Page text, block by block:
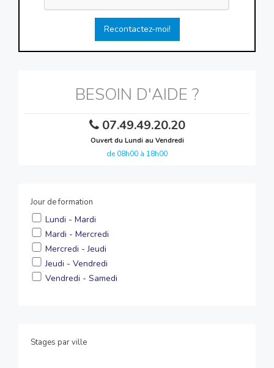
Recontactez-moi!
BESOIN D'AIDE ?
07.49.49.20.20
Ouvert du Lundi au Vendredi
de 08h00 à 18h00
Jour de formation
Lundi - Mardi
Mardi - Mercredi
Mercredi - Jeudi
Jeudi - Vendredi
Vendredi - Samedi
Stages par ville